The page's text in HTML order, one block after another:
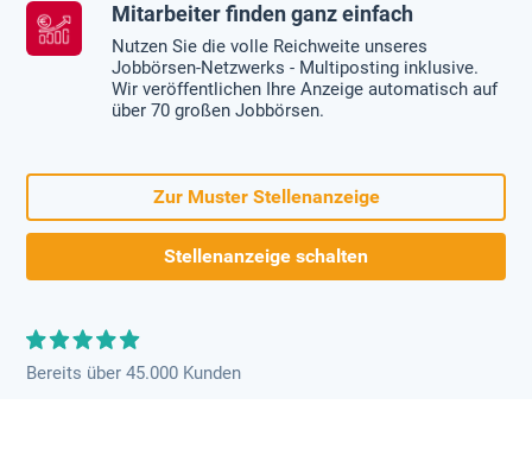
Mitarbeiter finden ganz einfach
Nutzen Sie die volle Reichweite unseres
Jobbörsen-Netzwerks - Multiposting inklusive.
Wir veröffentlichen Ihre Anzeige automatisch auf
über 70 großen Jobbörsen.
Zur Muster Stellenanzeige
Stellenanzeige schalten
Bereits über 45.000 Kunden